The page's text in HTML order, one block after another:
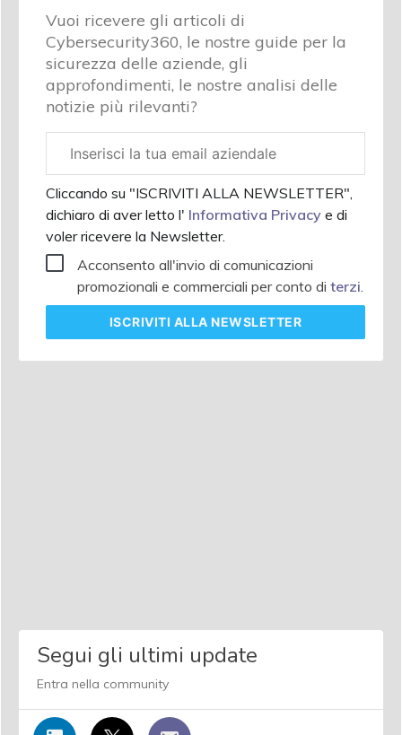
Vuoi ricevere gli articoli di
Cybersecurity360, le nostre guide per la
sicurezza delle aziende, gli
approfondimenti, le nostre analisi delle
notizie più rilevanti?
aziendale
Cliccando su "ISCRIVITI ALLA NEWSLETTER",
dichiaro di aver letto l' Informativa Privacy e di
voler ricevere la Newsletter.
Acconsento all'invio di comunicazioni
promozionali e commerciali per conto di terzi.
ISCRIVITI ALLA NEWSLETTER
Segui gli ultimi update
Entra nella community